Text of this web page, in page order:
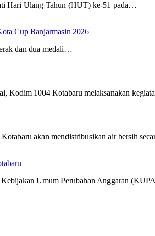
Hari Ulang Tahun (HUT) ke-51 pada…
Cup Banjarmasin 2026
dan dua medali…
Kodim 1004 Kotabaru melaksanakan
akan mendistribusikan air bersih
Kebijakan Umum Perubahan Anggaran